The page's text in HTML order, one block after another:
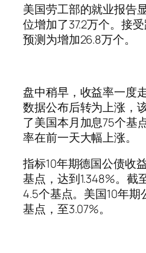
美国劳工部的就业报告
位增加了37.2万个。接
预测为增加26.8万个。
盘中稍早，收益率一度
数据公布后转为上涨，
了美国本月加息75个基
率在前一天大幅上涨。
指标10年期德国公债收
基点，达到1.348%。截
4.5个基点。美国10年期
基点，至3.07%。